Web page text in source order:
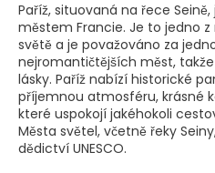
Paříž, situovaná na řece
městem Francie. Je to jedno
světě a je považováno za
nejromantičtějších měst,
lásky. Paříž nabízí historické
příjemnou atmosféru, krásné
které uspokojí jakéhokoli
Města světel, včetně řeky
dědictví UNESCO.